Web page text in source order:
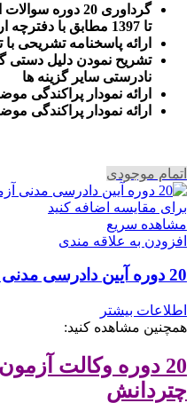
تا 1397 مطابق با دفترچه ارائه شده از سوی سازمان سنجش
ارائه پاسخنامه تشریحی
تشریح نمودن دلیل دستی
نادرستی سایر گزینه ها
ارائه نمودار پراکندگی
رائه نمودار پراکندگی
اتمام موجودی
برای مقایسه اضافه کنید
مشاهده سریع
افزودن به علاقه مندی
20 دوره آیین دادرسی مدنی آزمون وکالت – چتردانش
اطلاعات بیشتر
همچنین مشاهده کنید:
20 دوره وکالت
چتردانش